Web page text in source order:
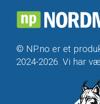
© NP.no er et
2024-2026. Vi har